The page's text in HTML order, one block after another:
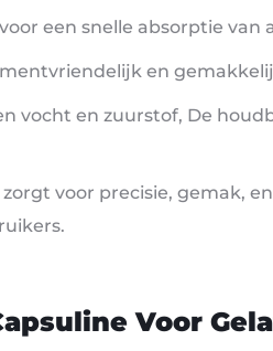
een snelle absorptie
en
vocht en zuurstof, De
voor precisie, gemak,
Voor